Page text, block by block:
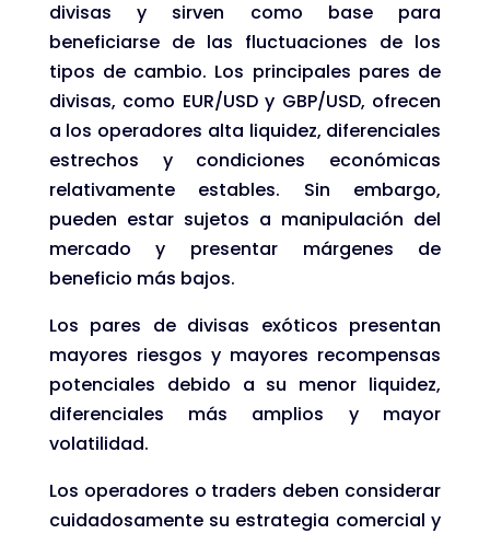
divisas y sirven como base para
beneficiarse de las fluctuaciones de los
tipos de cambio. Los principales pares de
divisas, como EUR/USD y GBP/USD, ofrecen
a los operadores alta liquidez, diferenciales
estrechos y condiciones económicas
relativamente estables. Sin embargo,
pueden estar sujetos a manipulación del
mercado y presentar márgenes de
beneficio más bajos.
Los pares de divisas exóticos presentan
mayores riesgos y mayores recompensas
potenciales debido a su menor liquidez,
diferenciales más amplios y mayor
volatilidad.
Los operadores o traders deben considerar
cuidadosamente su estrategia comercial y